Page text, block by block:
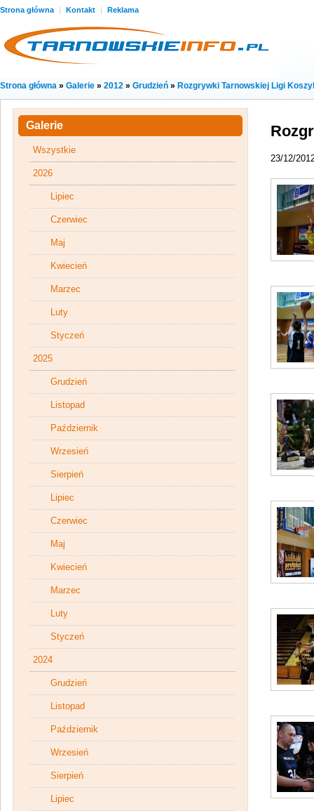
Strona główna | Kontakt | Reklama
Strona główna » Galerie » 2012 » Grudzień » Rozgrywki Tarnowskiej Ligi
23/12/
Galerie
Wszystkie
2026
Lipiec
Czerwiec
Maj
Kwiecień
Marzec
Luty
Styczeń
2025
Grudzień
Listopad
Październik
Wrzesień
Sierpień
Lipiec
Czerwiec
Maj
Kwiecień
Marzec
Luty
Styczeń
2024
Grudzień
Listopad
Październik
Wrzesień
Sierpień
Lipiec